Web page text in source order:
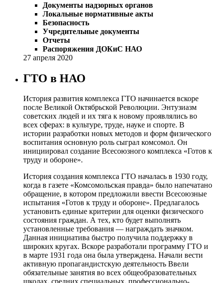
Документы надзорных органов
Локальные нормативные акты
Безопасность
Учредительные документы
Отчеты
Распоряжения ДОКиС НАО
27 апреля 2020
ГТО в НАО
История развития комплекса ГТО начинается вскоре
после Великой Октябрьской Революции. Энтузиазм
советских людей и их тяга к новому проявлялись во
всех сферах: в культуре, труде, науке и спорте. В
истории разработки новых методов и форм физического
воспитания основную роль сыграл комсомол. Он
инициировал создание Всесоюзного комплекса «Готов к
труду и обороне».
История создания комплекса ГТО началась в 1930 году,
когда в газете «Комсомольская правда» было напечатано
обращение, в котором предложили ввести Всесоюзные
испытания «Готов к труду и обороне». Предлагалось
установить единые критерии для оценки физического
состояния граждан. А тех, кто будет выполнять
установленные требования — награждать значком.
Данная инициатива быстро получила поддержку в
широких кругах. Вскоре разработали программу ГТО и
в марте 1931 года она была утверждена. Начали вести
активную пропагандистскую деятельность Ввели
обязательные занятия во всех общеобразовательных